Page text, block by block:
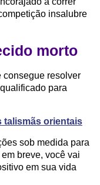
insalubre
morto
consegue resolver
para
talismãs orientais
sob medida para
breve, você vai
em sua vida